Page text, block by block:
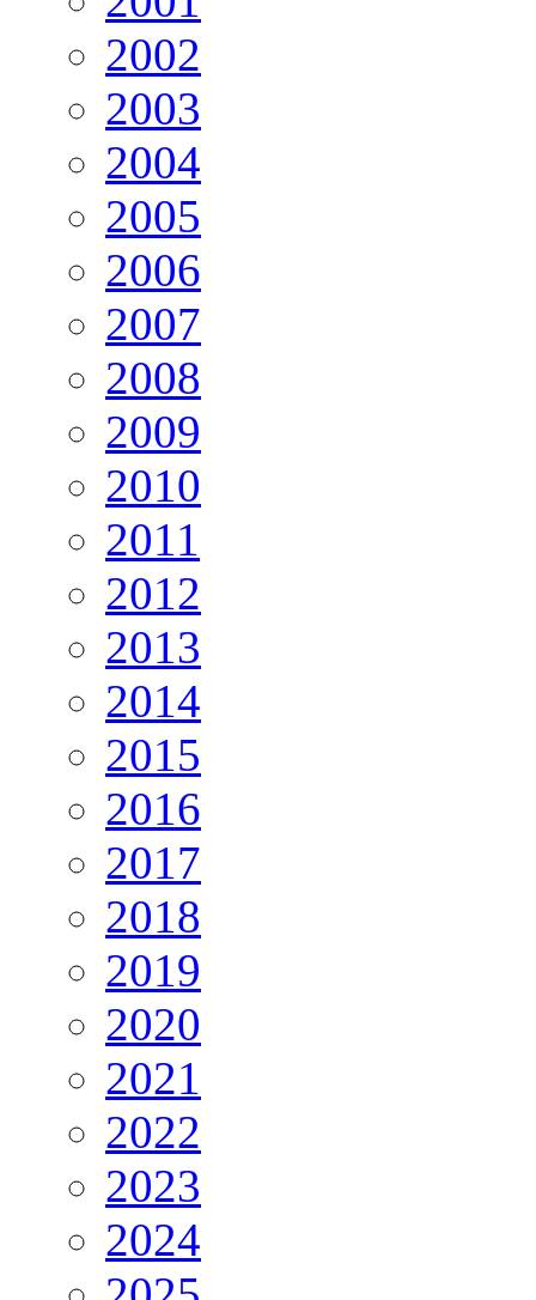
2002
2003
2004
2005
2006
2007
2008
2009
2010
2011
2012
2013
2014
2015
2016
2017
2018
2019
2020
2021
2022
2023
2024